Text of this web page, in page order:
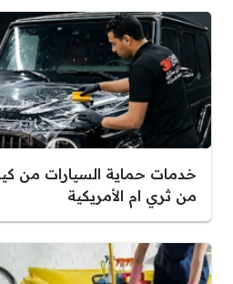
خدمات حماية السيارات من
من ثري ام الأمريكية